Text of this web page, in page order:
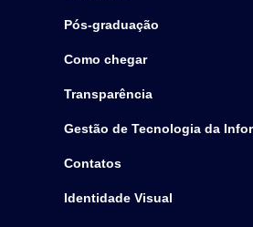
Pós-graduação
Como chegar
Transparência
Gestão de Tecnologia da
Contatos
Identidade Visual